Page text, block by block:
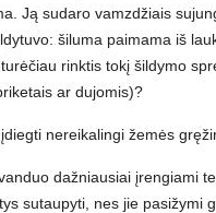
Ją sudaro vamzdžiais
šiluma paimama iš
rinktis tokį šildymo
ar dujomis)?
nereikalingi žemės
dažniausiai įrengiami
sutaupyti, nes jie pasižymi